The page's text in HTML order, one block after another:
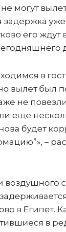
могут
уже
его ждут
в
вылет был
не
еще
будет
–
воздушного
в Египет.
в